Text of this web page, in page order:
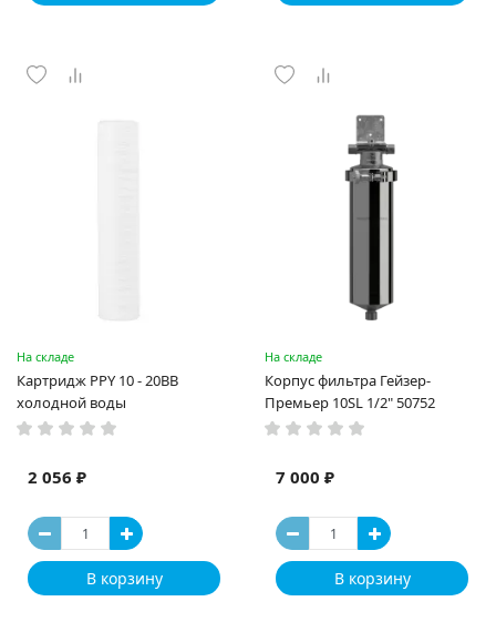
На складе
Картридж PPY 10 - 20BB
холодной воды
2 056 ₽
В корзину
На складе
Корпус фильтра Гейзер-
Премьер 10SL 1/2" 50752
7 000 ₽
В корзину